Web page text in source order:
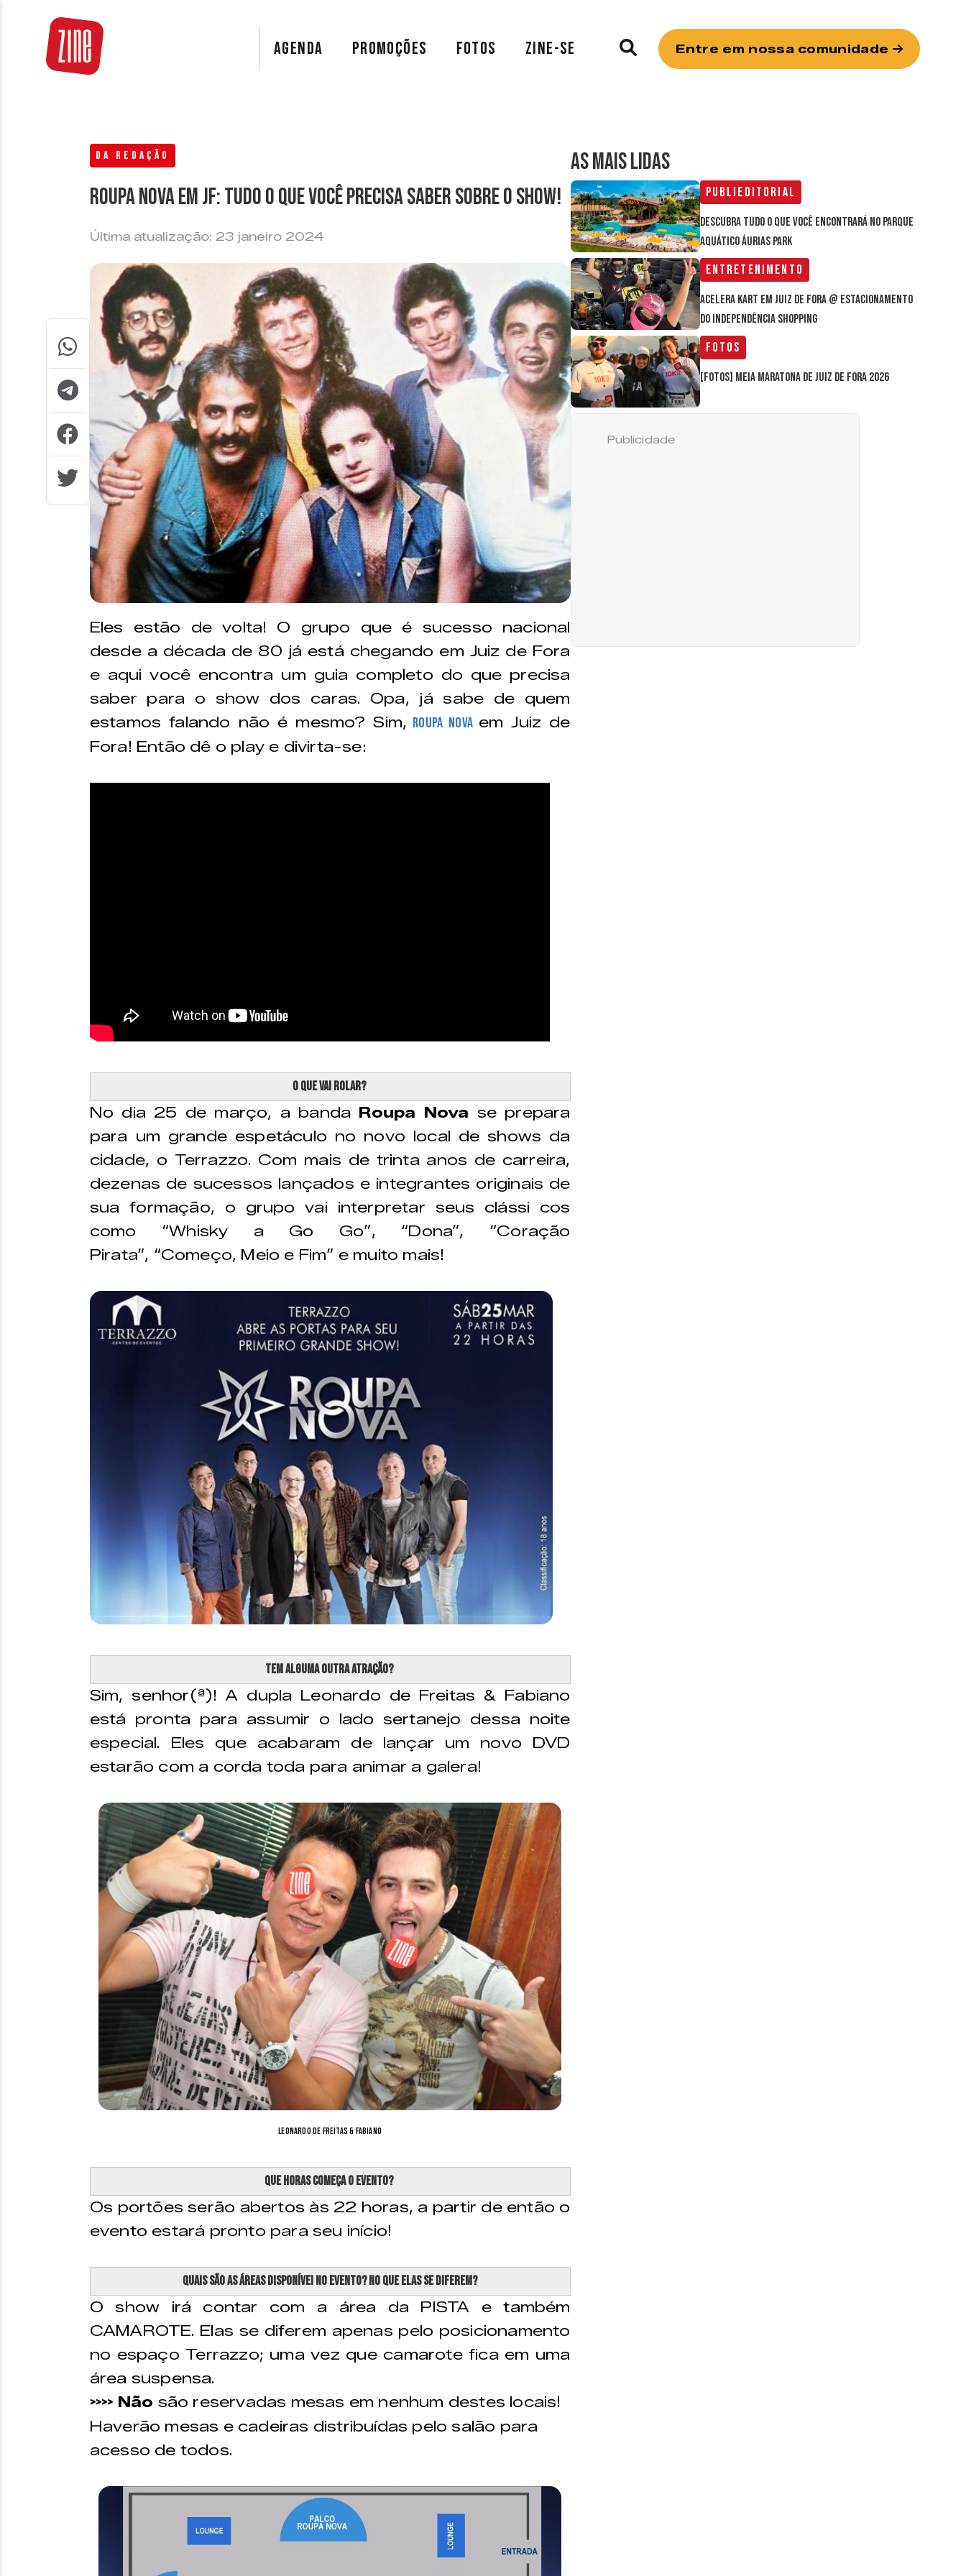
AGENDA PROMOÇÕES FOTOS ZINE-SE Entre em nossa comunidade
DA REDAÇÃO
Roupa Nova em JF: tudo o que você precisa saber sobre o show!
Última atualização: 23 janeiro 2024
Eles estão de volta! O grupo que é sucesso nacional
desde a década de 80 já está chegando em Juiz de Fora
e aqui você encontra um guia completo do que precisa
saber para o show dos caras. Opa, já sabe de quem
estamos falando não é mesmo? Sim, Roupa Nova em Juiz de
Fora! Então dê o play e divirta-se:
O que vai rolar?
No dia 25 de março, a banda Roupa Nova se prepara
para um grande espetáculo no novo local de shows da
cidade, o Terrazzo. Com mais de trinta anos de carreira,
dezenas de sucessos lançados e integrantes originais de
sua formação, o grupo vai interpretar seus clássi cos
como “Whisky a Go Go”, “Dona”, “Coração
Pirata”, “Começo, Meio e Fim” e muito mais!
Tem alguma outra atração?
Sim, senhor(ª)! A dupla Leonardo de Freitas & Fabiano
está pronta para assumir o lado sertanejo dessa noite
especial. Eles que acabaram de lançar um novo DVD
estarão com a corda toda para animar a galera!
Leonardo de Freitas & Fabiano
Que horas começa o evento?
Os portões serão abertos às 22 horas, a partir de então o
evento estará pronto para seu início!
Quais são as áreas disponívei no evento? No que elas se diferem?
O show irá contar com a área da PISTA e também
CAMAROTE. Elas se diferem apenas pelo posicionamento
no espaço Terrazzo; uma vez que camarote fica em uma
área suspensa.
>>>> Não são reservadas mesas em nenhum destes locais!
Haverão mesas e cadeiras distribuídas pelo salão para
acesso de todos.
AS MAIS LIDAS
Publieditorial
Descubra tudo o que você encontrará no parque
aquático Áurias Park
Entretenimento
Acelera Kart em Juiz de Fora @ estacionamento
do Independência Shopping
Fotos
[FOTOS] Meia Maratona de Juiz de Fora 2026
Publicidade